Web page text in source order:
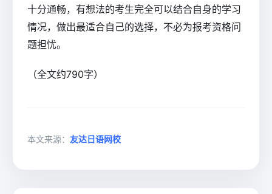
十分通畅，有想法的考生完全可以结合自身的学习
情况，做出最适合自己的选择，不必为报考资格问
题担忧。
（全文约790字）
本文来源： 友达日语网校